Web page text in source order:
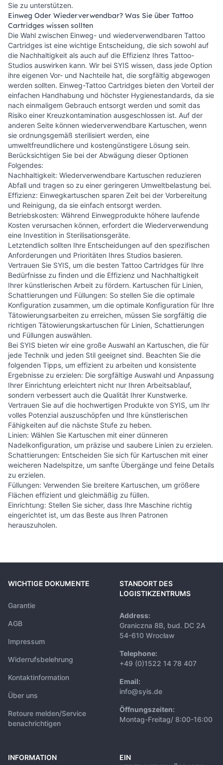
Sie zu unterstützen.
Einweg Oder Wiederverwendbar? Was Sie über Tattoo
Cartridges wissen sollten
Die Wahl zwischen Einweg- und wiederverwendbaren Tattoo
Cartridges ist eine wichtige Entscheidung, die sich sowohl auf
die Nachhaltigkeit als auch auf die Effizienz Ihres Tattoo-
Studios auswirken kann. Wir bei SYIS wissen, dass jede Option
ihre eigenen Vor- und Nachteile hat, die sorgfältig abgewogen
werden sollten. Einweg-Tattoo Cartridges bieten den Vorteil der
einfachen Handhabung und höchster Hygienestandards, da sie
nach einmaligem Gebrauch entsorgt werden und somit das
Risiko einer Kreuzkontamination ausgeschlossen ist. Auf der
anderen Seite können wiederverwendbare Kartuschen, wenn
sie ordnungsgemäß sterilisiert werden, eine
umweltfreundlichere und kostengünstigere Lösung sein.
Berücksichtigen Sie bei der Abwägung dieser Optionen
Folgendes:
Nachhaltigkeit: Wiederverwendbare Kartuschen reduzieren
Abfall und tragen so zu einer geringeren Umweltbelastung bei.
Effizienz: Einwegkartuschen sparen Zeit bei der Vorbereitung
und Reinigung, da sie einfach entsorgt werden.
Betriebskosten: Während Einwegprodukte höhere laufende
Kosten verursachen können, erfordert die Wiederverwendung
eine Investition in Sterilisationsgeräte.
Letztendlich sollten Ihre Entscheidungen auf den spezifischen
Anforderungen und Prioritäten Ihres Studios basieren.
Vertrauen Sie SYIS, um die besten Tattoo Cartridges für Ihre
Bedürfnisse zu finden und die Effizienz und Nachhaltigkeit
Ihrer künstlerischen Arbeit zu fördern. Kartuschen für Linien,
Schattierungen und Füllungen: So stellen Sie die optimale
Konfiguration zusammen, um die optimale Konfiguration für Ihre
Tätowierungsarbeiten zu erreichen, müssen Sie sorgfältig die
richtigen Tätowierungskartuschen für Linien, Schattierungen
und Füllungen auswählen.
Bei SYIS bieten wir eine große Auswahl an Kartuschen, die für
jede Technik und jeden Stil geeignet sind. Beachten Sie die
folgenden Tipps, um effizient zu arbeiten und konsistente
Ergebnisse zu erzielen: Die sorgfältige Auswahl und Anpassung
Ihrer Einrichtung erleichtert nicht nur Ihren Arbeitsablauf,
sondern verbessert auch die Qualität Ihrer Kunstwerke.
Vertrauen Sie auf die hochwertigen Produkte von SYIS, um Ihr
volles Potenzial auszuschöpfen und Ihre künstlerischen
Fähigkeiten auf die nächste Stufe zu heben.
Linien: Wählen Sie Kartuschen mit einer dünneren
Nadelkonfiguration, um präzise und saubere Linien zu erzielen.
Schattierungen: Entscheiden Sie sich für Kartuschen mit einer
weicheren Nadelspitze, um sanfte Übergänge und feine Details
zu erzielen.
Füllungen: Verwenden Sie breitere Kartuschen, um größere
Flächen effizient und gleichmäßig zu füllen.
Einrichtung: Stellen Sie sicher, dass Ihre Maschine richtig
eingerichtet ist, um das Beste aus Ihren Patronen
herauszuholen.
WICHTIGE DOKUMENTE
Garantie
AGB
Impressum
Widerrufsbelehrung
Kontaktinformation
Über uns
Retoure melden/Service
benachrichtigen
STANDORT DES
LOGISTIKZENTRUMS
Address:
Graniczna 8B, bud. DC 2A
54-610 Wrocław
Telephone:
+49 (0)1522 14 78 407
Email:
info@syis.de
Öffnungszeiten:
Montag-Freitag/ 8:00-16:00
INFORMATION
EIN